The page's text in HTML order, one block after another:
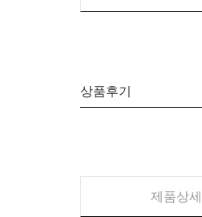
상품후기
제품상세